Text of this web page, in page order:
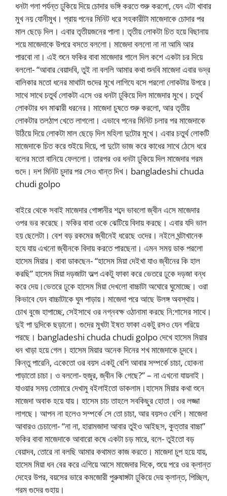
ধনটা গলা পর্যন্ত ঢুকিয়ে দিয়ে চোদার ভঙ্গি করতে শুরু করলো, যেন এটা খাবার
মুখ নয় যোনীমুখ। প্রায় পনের মিনিট ধরে সহকারীটা মাজেদাকে চোদার পর
মাল ছেড়ে দিল। এবার তৃতীয়জনের পালা। তৃতীয় লোকটা চিত হয়ে বিছানায়
শয়ে মাজেদাকে উপরে বসতে বললো। মাজেদা বললো না না আমি আর
পারবো না। এই শুনে ফকির বাবা মাজেদার গালে দিল কশে একটা চর দিয়ে
বললো- “আবার বেয়াদবি, তুই না বললি আমার কথা শুনবি মাজেদা এবার ভদ্র
বালিকার মতো ধনের মাথাটা গুদের মুখে লাগিযে বসে পরলো লোকটার উপরে।
সাথে সাথে চতুর্থ লোকটা এসে ওর ধনটা ঢুকিয়ে দিল মাজেদার মুখে। চতুর্থ
লোকটার ধন মাঝারী ধরনের। মাজেদা চুষতে শুরু করলো, আর তৃতীয়
লোকটার তলঠাপ খেতে লাগলো। এভাবে পনের মিনিট চলার পর মাজেদাকে
উঠিয়ে দিয়ে লোকটা মাল ছেড়ে দিল মহিলা দুটোর মুখে। এবার চতুর্থ লোকটি
মাজেদাকে চিত করে শুইয়ে দিয়ে, পা দুটো ভাজ করে কাধের সাথে ঠেসে ধরে
বলের মতো বানিয়ে ফেললো। তারপর ওর ধনটা ঢুকিয়ে দিল মাজেদার গরম
গুদে। দশ মিনিট চুদার পর সেও খান্ত দিখ। bangladeshi chuda
chudi golpo
বাইরে থেকে সবাই মাজেদার গোঙ্গানীর শব্দে ভাবলো জ্বীন এসে মাজেদার
ওপর ভর করেছে। ফকির বাবা ওকে ঝেটিয়ে বিদায় করছে। এবার যদি ভাল
হয় ছেলেটা। বেশ বড় রকমের জ্বীনেই ধরেছে ওদের। নইলে ঘন্টাখানেক
হযে যায় এখনো জ্বীনকে বিদায় করতে পারছেনা। এমন সময় ডাক পরলো
হাসেম মিয়ার। বাবা ডাকছেন- “হাসেম মিয়া দেইখা যাও জ্বীনের কি হাল
করছি” হাসেম মিয়া দড়জাটা অল্প একটু ফাকা করে ভেতরে ঢুকে দড়জা বন্ধ
করে দেয়।ভেতরে ঢুকে হাসেম মিয়া দেখলো বাচ্চাটা অঘোরে ঘুমোচ্ছে। ওরা
কিভাবে যেন বাচ্চাটাকে ঘুম পাড়ায়। মাজেদা পরে আছে উলঙ্গ অবস্থায়।
চোখ বুজে হাপাচ্ছে, সেইসাথে ওর নগ্নবক্ষ ওঠানামা করছে নি:শাসের সাথে।
দুই পা দুদিকে ছড়ানো। গুদের মুখটা ইষত ফাকা একটু রসও যেন গরিয়ে
পরছে। bangladeshi chuda chudi golpo দেখে হাসেম মিয়ার
ধন খাড়া হয়ে গেল। হাসেম মিয়ার অনেক দিনের শখ মাজেদাকে চুদবে।
কিন্তু পারেনি, একেতো ওর বয়স একটু বেশি আবার সম্পর্কে চাচা, হোকনা
পাড়াতো চাচা। ও বললো- হুজুর, জ্বীন কি গেছে?” – না এখনো যায়নাই।
যাওয়ার সময় তোমারে দেখামু বইলাইতো ডাকলাম।হাসেম মিয়ার কথা শুনে
মাজেদা অবাক হয়ে যায়। হাসেম চাচ তাহলে সবকিছুর হোতা। ওর লজ্জা
লাগছে। আপন না হলেও সম্পর্কে সে তো চাচা, আর বয়সও বেশি। মাজেদা
আবারও চেচালো- “না না, হারামজাদা আবার তুইও আইছস, কুত্তার বাচ্চা”
ফকির বাবা মাজেদাকে আবারো কষে একটা চড় মারে, বলে- তুইতো বড়
বেয়াদব, তোরে না বলছি আমার কথামত কাজ করতে। মাজেদা চুপ হয়ে যায়,
হাসেম মিয়া ধন বের করে এগিয়ে আসে মাজেদার দিকে, শুয়ে পরে ওর ক্লান্ত
দেহের উপর, বয়সের ভারে কমজোরী পুরুষাঙ্গটা ঢুকিয়ে দেয় ক্লান্ত, পিচ্ছিল,
গরম গুদের গুহায়।